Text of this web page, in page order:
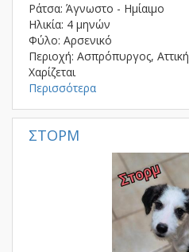
Ράτσα: Άγνωστο - Ημίαιμο
Ηλικία: 4 μηνών
Φύλο: Αρσενικό
Περιοχή: Ασπρόπυργος, Αττική
Χαρίζεται
Περισσότερα
ΣΤΟΡΜ